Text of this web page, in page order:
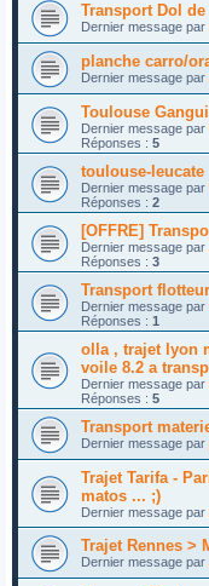
Transport Dol
Dernier message par
planche carro/
Dernier message par
Toulouse
Dernier message par
Réponses : 5
toulouse-leucate
Dernier message par
Réponses : 2
[OFFRE]
Dernier message par
Réponses : 3
Transport
Dernier message par
Réponses : 1
olla , trajet lyon
voile 8.2 a
Dernier message par
Réponses : 5
Transport
Dernier message par
Trajet Tarifa -
matos ... ;)
Dernier message par
Trajet Rennes >
Dernier message par